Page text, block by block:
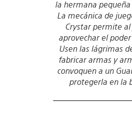
la hermana
La mecánica de
Crystar permite
aprovechar el
Usen las lágrimas
fabricar armas y
convoquen a un
protegerla en la